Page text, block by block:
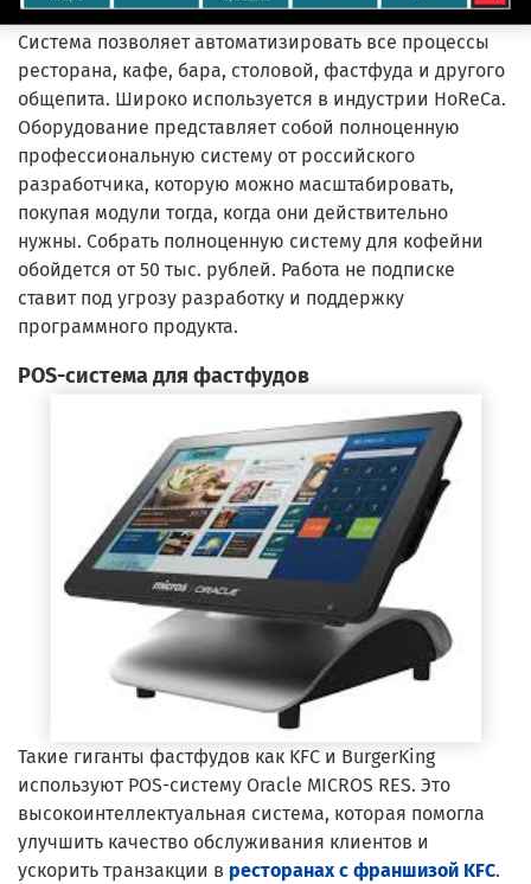
Система позволяет автоматизировать все процессы
ресторана, кафе, бара, столовой, фастфуда и другого
общепита. Широко используется в индустрии HoReCa.
Оборудование представляет собой полноценную
профессиональную систему от российского
разработчика, которую можно масштабировать,
покупая модули тогда, когда они действительно
нужны. Собрать полноценную систему для кофейни
обойдется от 50 тыс. рублей. Работа не подписке
ставит под угрозу разработку и поддержку
программного продукта.
POS-система для фастфудов
Такие гиганты фастфудов как KFC и BurgerKing
используют POS-систему Oracle MICROS RES. Это
высокоинтеллектуальная система, которая помогла
улучшить качество обслуживания клиентов и
ускорить транзакции в ресторанах с франшизой KFC.